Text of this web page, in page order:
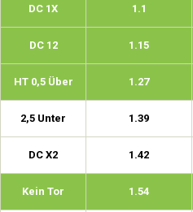
DC 1X 1.1
DC 12 1.15
HT 0,5 Über 1.27
2,5 Unter 1.39
DC X2 1.42
Kein Tor 1.54